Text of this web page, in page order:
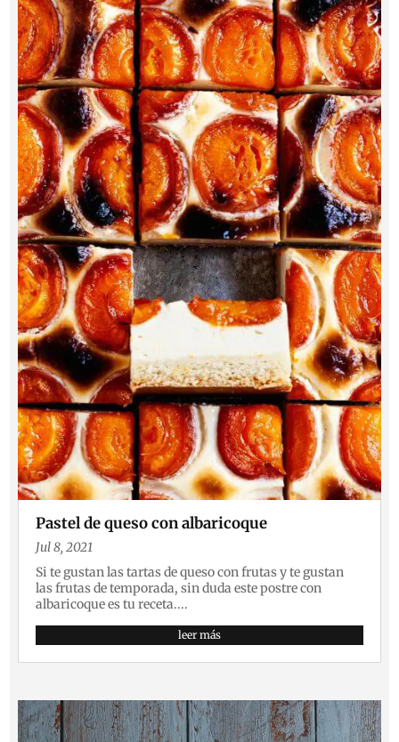
Pastel de queso con albaricoque
Jul 8, 2021
Si te gustan las tartas de queso con frutas y te gustan
las frutas de temporada, sin duda este postre con
albaricoque es tu receta....
leer más